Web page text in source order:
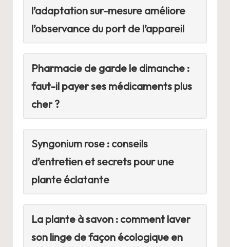
l’adaptation sur-mesure améliore
l’observance du port de l’appareil
Pharmacie de garde le dimanche :
faut-il payer ses médicaments plus
cher ?
Syngonium rose : conseils
d’entretien et secrets pour une
plante éclatante
La plante à savon : comment laver
son linge de façon écologique en